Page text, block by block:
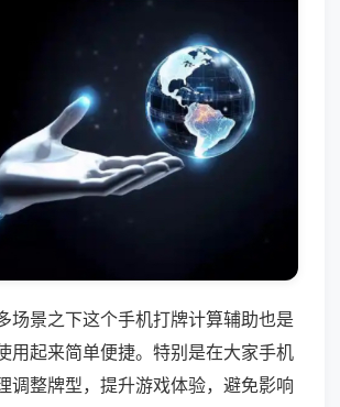
场景之下这个手机打牌计算辅助也是
用起来简单便捷。特别是在大家手机
调整牌型，提升游戏体验，避免影响